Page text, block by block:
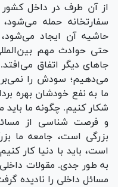
از آن طرف در داخل
سفارتخانه حمله
حاشیه آن ایجاد
حتی حوادث مهم
جا‌های دیگر اتفاق
می‌دهیم؛ سودش را
ما به نفع خودشان بهره
شکار کنیم. چگونه ما
و فرصت شناسی از مسائل
بزرگی است، جامعه ما
است، باید با دنیا کار
به طور جدی. مقولات
مسائل داخلی را نادیده